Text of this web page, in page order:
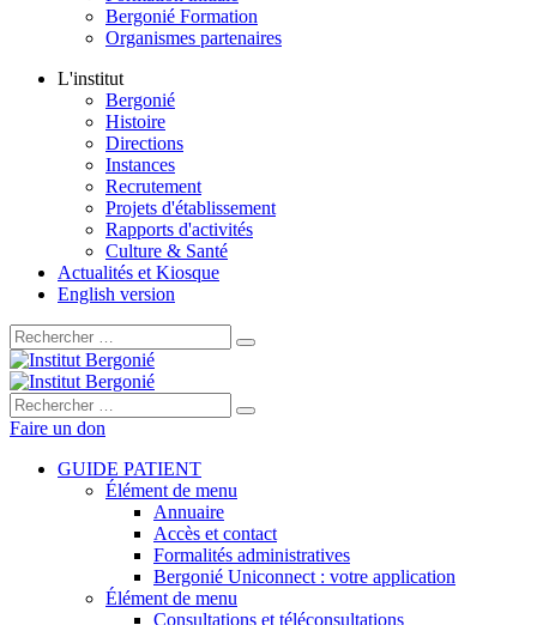
Bergonié Formation
Organismes partenaires
L'institut
Bergonié
Histoire
Directions
Instances
Recrutement
Projets d'établissement
Rapports d'activités
Culture & Santé
Actualités et Kiosque
English version
Rechercher :
Rechercher :
Faire un don
GUIDE PATIENT
Élément de menu
Annuaire
Accès et contact
Formalités administratives
Bergonié Uniconnect : votre application
Élément de menu
Consultations et téléconsultations